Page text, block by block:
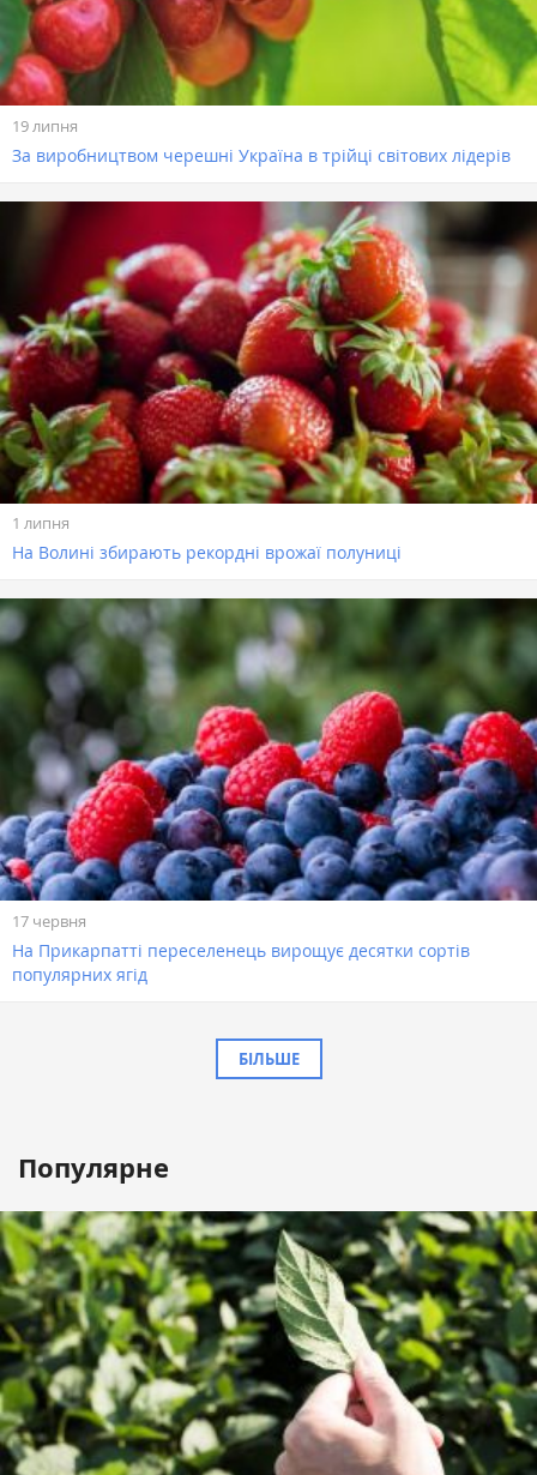
19 липня
За виробництвом черешні Україна в трійці світових лідерів
1 липня
На Волині збирають рекордні врожаї полуниці
17 червня
На Прикарпатті переселенець вирощує десятки сортів
популярних ягід
БІЛЬШЕ
Популярне